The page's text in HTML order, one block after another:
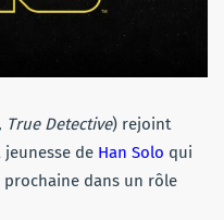
True Detective) rejoint
de Han Solo qui
prochaine dans un rôle